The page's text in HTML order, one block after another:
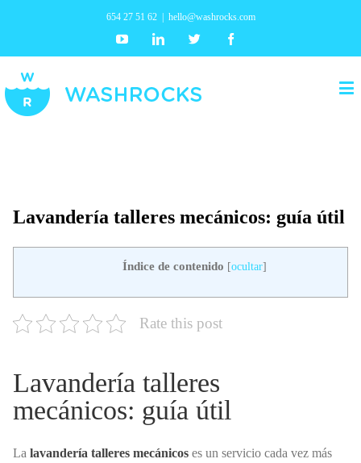
654 27 51 62 hello@washrocks.com
YoutubeLinkedin Twitter
Lavandería talleres mecánicos: guía útil
Índice de contenido [ocultar]
Rate this post
Lavandería talleres
mecánicos: guía útil
La lavandería talleres mecánicos es un servicio cada vez más